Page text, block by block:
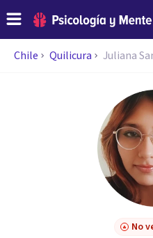
Chile Quilicura Juliana
No